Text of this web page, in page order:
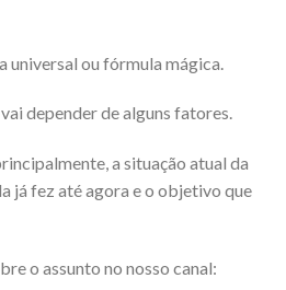
universal ou fórmula mágica.
depender de alguns fatores.
a situação atual da
já fez até agora e o objetivo que
o assunto no nosso canal: